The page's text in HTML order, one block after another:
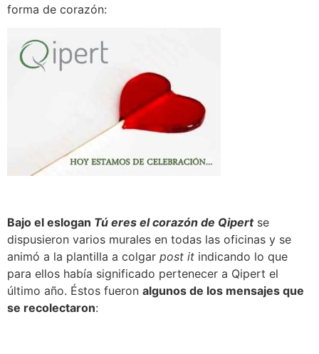
forma de corazón:
Bajo el eslogan Tú eres el corazón de Qipertse
dispusieron varios murales en todas las oficinas y se
animó a la plantilla a colgar post it indicando lo que
para ellos había significado pertenecer a Qipert el
último año. Éstos fueron algunos de los mensajes que
se recolectaron: